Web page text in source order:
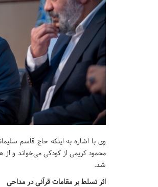
وی با اشاره به اینکه حاج قاسم
محمود کریمی از کودکی می‌خواند و از
شد.
اثر تسلط بر مقامات قرآنی در مداحی